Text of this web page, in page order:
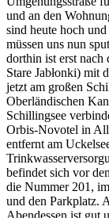
und an den
sind heute hoch
müssen uns nun
dorthin ist erst nach
Stare Jabłonki) mit
jetzt am großen
Oberländischen
Schillingsee
Orbis-Novotel in
entfernt am
befindet sich vor
die Nummer 201,
und den Parkplatz.